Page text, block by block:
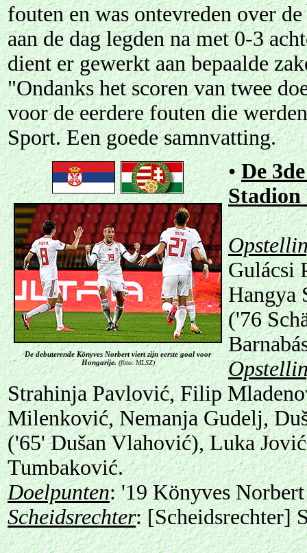
fouten en was ontevreden over
aan de dag legden na met 0-3
dient er gewerkt aan bepaalde
"Ondanks het scoren van twee
voor de eerdere fouten die
Sport. Een goede samnvatting.
De debuterende Könyves Norbert viert zijn eerste goal voor
Hongarije.(foto: MLSZ)
•De
Gulácsi
Hangya
('76
Strahinja Pavlović, Filip
Milenković, Nemanja Gudelj,
('65' Dušan Vlahović), Luka
Tumbaković.
Doelpunten: '19 Könyves
Scheidsrechter: [Scheidsrechter]